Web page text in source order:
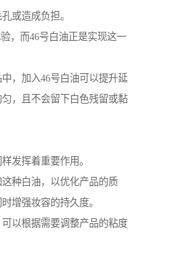
或造成负担。
，而46号白油正是实现这一
，加入46号白油可以提升延
，且不会留下白色残留或黏
发挥着重要作用。
种白油，以优化产品的质
增强妆容的持久度。
以根据需要调整产品的粘度